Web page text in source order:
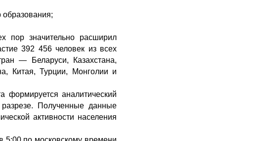
образования;
пор значительно расширил
392 456 человек из всех
— Беларуси, Казахстана,
Китая, Турции, Монголии и
формируется аналитический
Полученные данные
активности населения